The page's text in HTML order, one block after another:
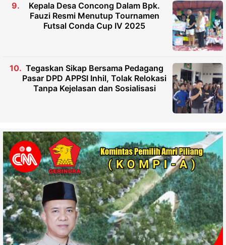
Kepala Desa Concong Dalam Bpk.
Fauzi Resmi Menutup Tournamen
Futsal Conda Cup IV 2025
Tegaskan Sikap Bersama Pedagang
Pasar DPD APPSI Inhil, Tolak Relokasi
Tanpa Kejelasan dan Sosialisasi